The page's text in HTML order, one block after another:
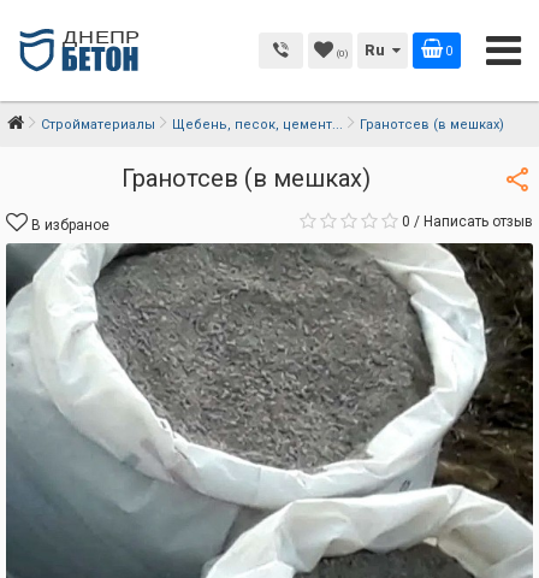
(0) Ru 0
Стройматериалы Щебень, песок, цемент... Гранотсев (в мешках)
Гранотсев (в мешках)
В избраное 0 / Написать отзыв